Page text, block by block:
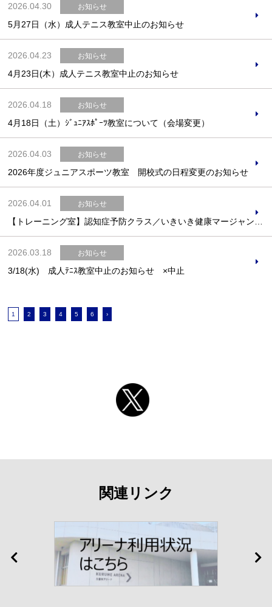
2026.04.30 お知らせ
5月27日（水）成人テニス教室中止のお知らせ
2026.04.23 お知らせ
4月23日(木）成人テニス教室中止のお知らせ
2026.04.18 お知らせ
4月18日（土）ｼﾞｭﾆｱｽﾎﾟｰﾂ教室について（会場変更）
2026.04.03 お知らせ
2026年度ジュニアスポーツ教室 開校式の日程変更のお知らせ
2026.04.01 お知らせ
2026.03.18 お知らせ
3/18(水) 成人ﾃﾆｽ教室中止のお知らせ ×中止
1 2 3 4 5 6 ›
関連リンク